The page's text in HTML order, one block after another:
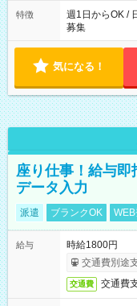
特徴
週1日からOK /
募集
気になる！
座り仕事！給与即
データ入力
派遣 ブランクOK
給与
時給1800円
交通費別途
交通費 交通費